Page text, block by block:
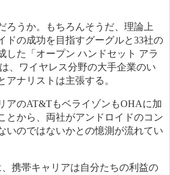
うか。もちろんそうだ、理論上
ドの成功を目指すグーグルと33社の
した「オープン ハンドセット アラ
、ワイヤレス分野の大手企業のい
アナリストは主張する。
アのAT&TもベライゾンもOHAに加
とから、両社がアンドロイドのコン
いのではないかとの憶測が流れてい
携帯キャリアは自分たちの利益の